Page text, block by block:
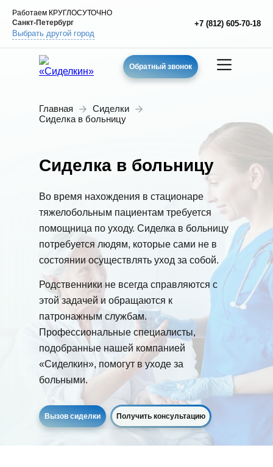
Работаем КРУГЛОСУТОЧНО
Санкт-Петербург
Выбрать другой город
+7 (812) 605-70-18
Обратный звонок
Главная
Сиделки
Сиделка в больницу
Сиделка в больницу
Во время нахождения в стационаре
тяжелобольным пациентам требуется
помощница по уходу. Сиделка в больницу
потребуется людям, которые сами не в
состоянии осуществлять уход за собой.
Родственники не всегда справляются с
этой задачей и обращаются к
патронажным службам.
Профессиональные специалисты,
подобранные нашей компанией
«Сиделкин», помогут в уходе за
больными.
Вызов сиделки Получить консультацию